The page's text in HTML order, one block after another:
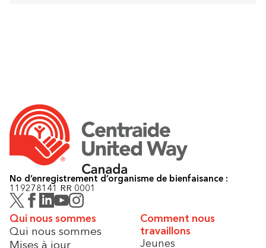
No d’enregistrement d’organisme de bienfaisance :
119278141 RR 0001
Qui nous sommes
Qui nous sommes
Mises à jour
Comment nous
travaillons
Jeunes